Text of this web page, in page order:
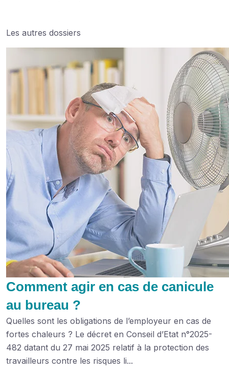
Les autres dossiers
Comment agir en cas de canicule
au bureau ?
Quelles sont les obligations de l’employeur en cas de
fortes chaleurs ? Le décret en Conseil d’Etat n°2025-
482 datant du 27 mai 2025 relatif à la protection des
travailleurs contre les risques li...